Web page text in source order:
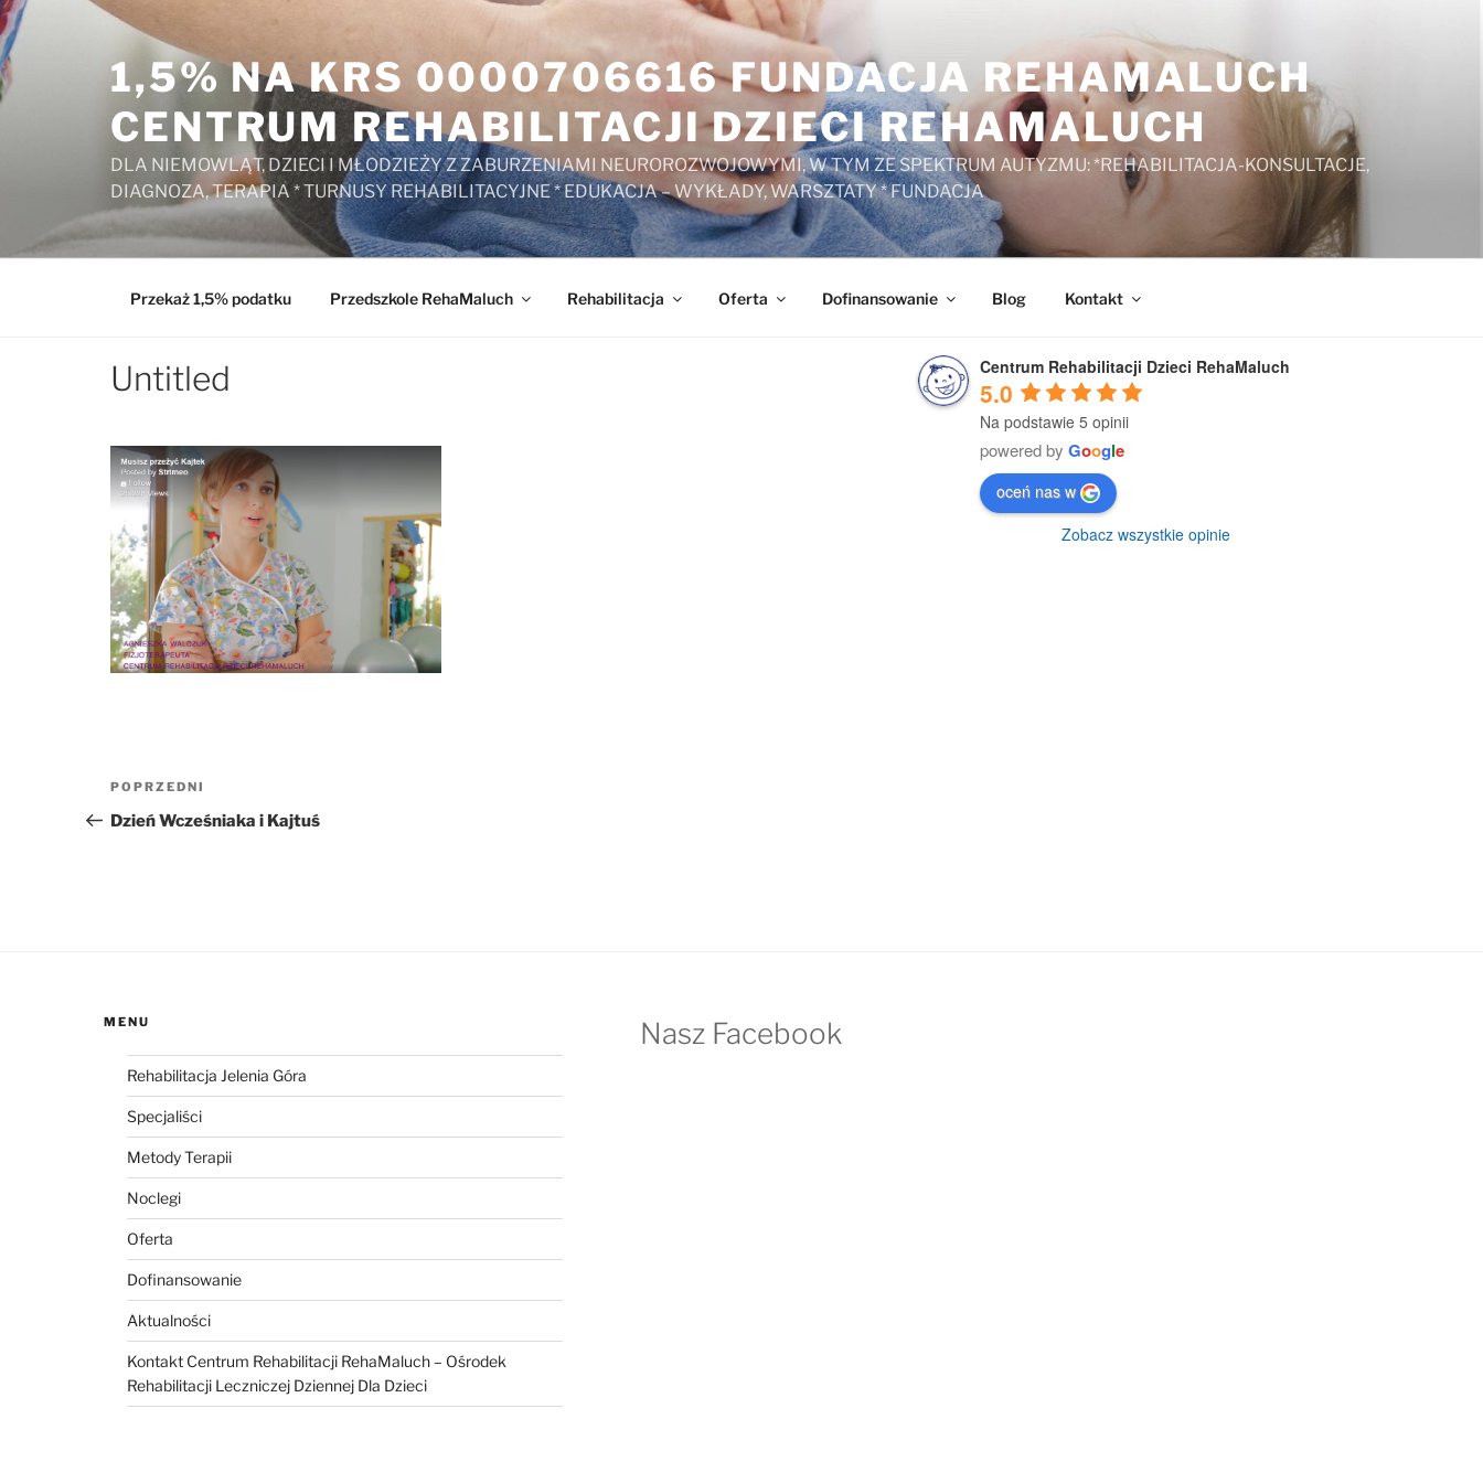
Przejdź
do
treści
1,5% NA KRS 0000706616 FUNDACJA REHAMALUCH
CENTRUM REHABILITACJI DZIECI REHAMALUCH
DLA NIEMOWLĄT, DZIECI I MŁODZIEŻY Z ZABURZENIAMI NEUROROZWOJOWYMI, W TYM ZE SPEKTRUM AUTYZMU: *REHABILITACJA-KONSULTACJE,
DIAGNOZA, TERAPIA * TURNUSY REHABILITACYJNE * EDUKACJA – WYKŁADY, WARSZTATY * FUNDACJA
Przekaż 1,5% podatku Przedszkole RehaMaluch Rehabilitacja Oferta Dofinansowanie Blog Kontakt
Untitled
Nawigacja
wpisu
Poprzedni
wpis
POPRZEDNI
Dzień Wcześniaka i Kajtuś
Centrum Rehabilitacji Dzieci RehaMaluch
5.0
Na podstawie 5 opinii
powered byGoogle
oceń nas w
Zobacz wszystkie opinie
MENU
Rehabilitacja Jelenia Góra
Specjaliści
Metody Terapii
Noclegi
Oferta
Dofinansowanie
Aktualności
Kontakt Centrum Rehabilitacji RehaMaluch – Ośrodek
Rehabilitacji Leczniczej Dziennej Dla Dzieci
Nasz Facebook